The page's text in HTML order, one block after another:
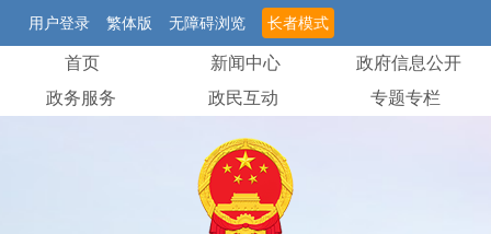
用户登录 繁体版 无障碍浏览 长者模式
首页 新闻中心
政府信息公开
政务服务
政民互动 专题专栏